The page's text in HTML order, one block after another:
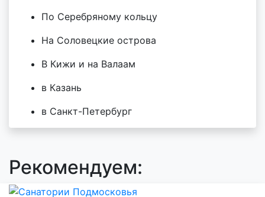
По Серебряному кольцу
На Соловецкие острова
В Кижи и на Валаам
в Казань
в Санкт-Петербург
Рекомендуем: